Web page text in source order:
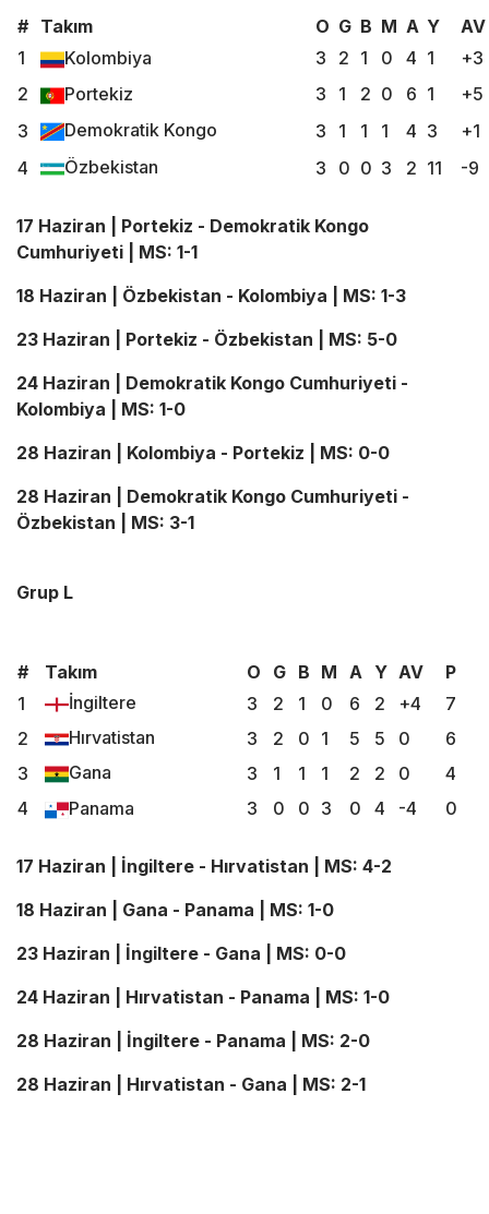
# Takım O G B M A Y
AV
1
Kolombiya 3 2 1 0 4 1
+3
2
Portekiz 3 1 2 0 6 1
+5
3
Demokratik Kongo 3 1 1 1 4 3
+1
4
Özbekistan 3 0 0 3 2 11 -9
17 Haziran | Portekiz - Demokratik Kongo
Cumhuriyeti | MS: 1-1
18 Haziran | Özbekistan - Kolombiya | MS: 1-3
23 Haziran | Portekiz - Özbekistan | MS: 5-0
24 Haziran | Demokratik Kongo Cumhuriyeti -
Kolombiya | MS: 1-0
28 Haziran | Kolombiya - Portekiz | MS: 0-0
28 Haziran | Demokratik Kongo Cumhuriyeti -
Özbekistan | MS: 3-1
Grup L
# Takım O G B M A Y AV
P
1
İngiltere 3 2 1 0 6 2 +4
7
2
Hırvatistan 3 2 0 1 5 5 0
6
3
Gana 3 1 1 1 2 2 0
4
4
Panama 3 0 0 3 0 4 -4 0
17 Haziran | İngiltere - Hırvatistan | MS: 4-2
18 Haziran | Gana - Panama | MS: 1-0
23 Haziran | İngiltere - Gana | MS: 0-0
24 Haziran | Hırvatistan - Panama | MS: 1-0
28 Haziran | İngiltere - Panama | MS: 2-0
28 Haziran | Hırvatistan - Gana | MS: 2-1